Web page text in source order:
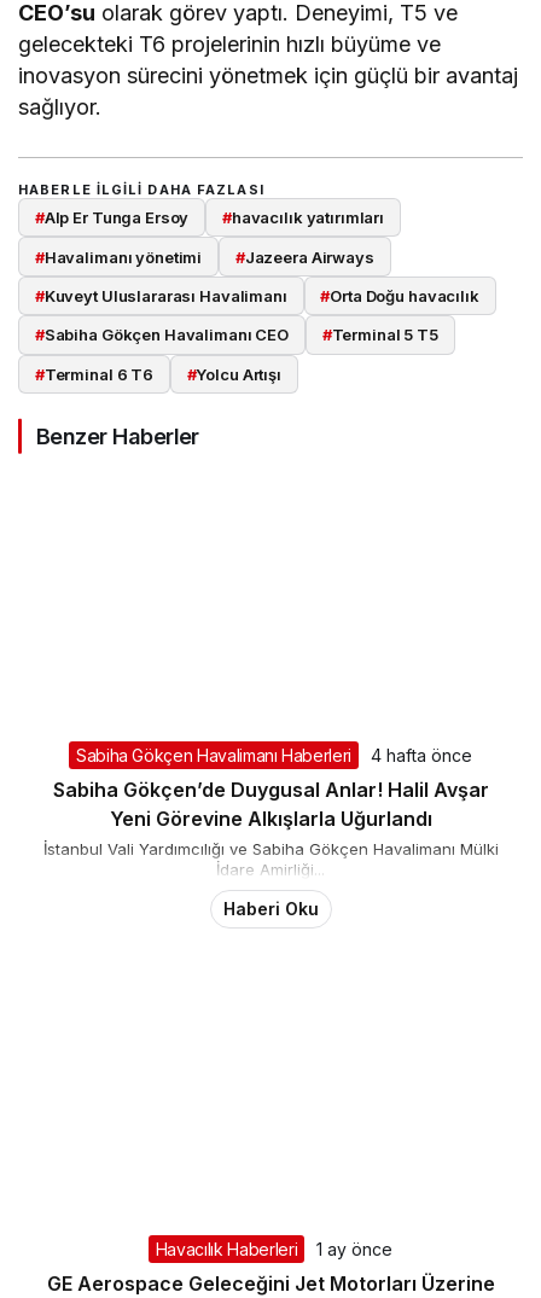
CEO’su olarak görev yaptı. Deneyimi, T5 ve
gelecekteki T6 projelerinin hızlı büyüme ve
inovasyon sürecini yönetmek için güçlü bir avantaj
sağlıyor.
HABERLE ILGILI DAHA FAZLASI
#Alp Er Tunga Ersoy #havacılık yatırımları
#Havalimanı yönetimi #Jazeera Airways
#Kuveyt Uluslararası Havalimanı #Orta Doğu havacılık
#Sabiha Gökçen Havalimanı CEO #Terminal 5 T5
#Terminal 6 T6 #Yolcu Artışı
Benzer Haberler
Sabiha Gökçen Havalimanı Haberleri 4 hafta önce
Sabiha Gökçen’de Duygusal Anlar! Halil Avşar
Yeni Görevine Alkışlarla Uğurlandı
İstanbul Vali Yardımcılığı ve Sabiha Gökçen Havalimanı Mülki
İdare Amirliği...
Haberi Oku
Havacılık Haberleri 1 ay önce
GE Aerospace Geleceğini Jet Motorları Üzerine